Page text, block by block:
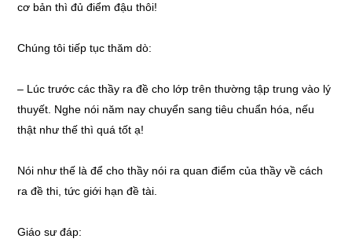
cơ bản thì đủ điểm đậu thôi!
Chúng tôi tiếp tục thăm dò:
– Lúc trước các thầy ra đề cho lớp trên thường tập trung vào lý
thuyết. Nghe nói năm nay chuyển sang tiêu chuẩn hóa, nếu
thật như thế thì quá tốt ạ!
Nói như thế là để cho thầy nói ra quan điểm của thầy về cách
ra đề thi, tức giới hạn đề tài.
Giáo sư đáp: